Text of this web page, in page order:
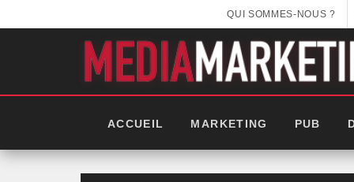
QUI SOMMES-NOUS ?
ACCUEIL MARKETING PUB